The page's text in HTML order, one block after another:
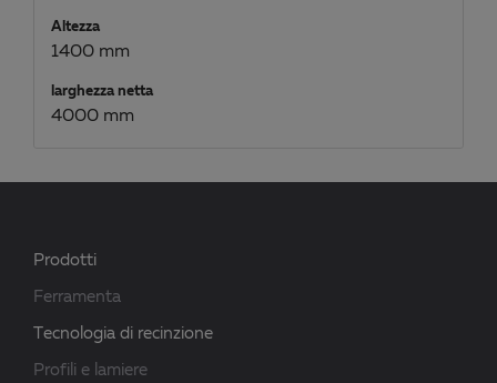
Altezza
1400 mm
larghezza netta
4000 mm
Prodotti
Ferramenta
Tecnologia di recinzione
Profili e lamiere